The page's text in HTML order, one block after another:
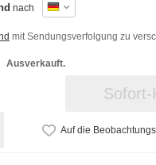
nach
mit Sendungsverfolgung zu
Ausverkauft.
Sofort-
Auf die